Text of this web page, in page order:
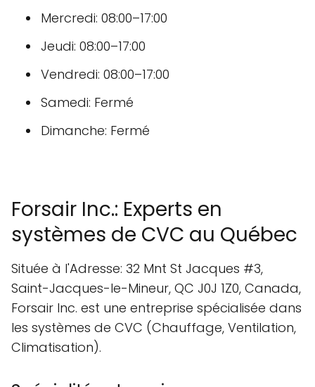
Mercredi: 08:00–17:00
Jeudi: 08:00–17:00
Vendredi: 08:00–17:00
Samedi: Fermé
Dimanche: Fermé
Forsair Inc.: Experts en
systèmes de CVC au Québec
Située à l'Adresse: 32 Mnt St Jacques #3,
Saint-Jacques-le-Mineur, QC J0J 1Z0, Canada,
Forsair Inc. est une entreprise spécialisée dans
les systèmes de CVC (Chauffage, Ventilation,
Climatisation).